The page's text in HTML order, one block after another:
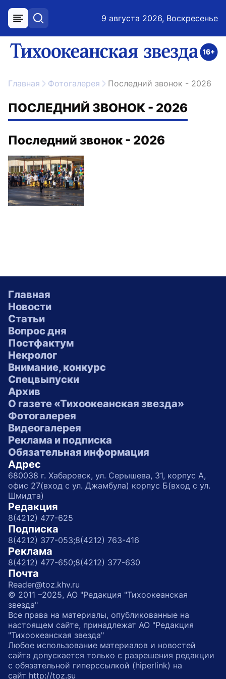
меню поиск 9 августа 2026, Воскресенье
ссылка на главную
Главная Фотогалерея Последний звонок - 2026
ПОСЛЕДНИЙ ЗВОНОК - 2026
Последний звонок - 2026
Главная
Новости
Статьи
Вопрос дня
Постфактум
Некролог
Внимание, конкурс
Спецвыпуски
Архив
О газете «Тихоокеанская звезда»
Фотогалерея
Видеогалерея
Реклама и подписка
Обязательная информация
Адрес
680038 г. Хабаровск, ул. Серышева, 31, корпус А,
офис 27(вход с ул. Джамбула) корпус Б(вход с ул.
Шмидта)
Редакция
8(4212) 477-625
Подписка
8(4212) 377-053;8(4212) 763-416
Реклама
8(4212) 477-650;8(4212) 377-630
Почта
Reader@toz.khv.ru
© 2011 –2025, АО "Редакция "Тихоокеанская
звезда"
Все права на материалы, опубликованные на
настоящем сайте, принадлежат АО "Редакция
"Тихоокеанская звезда"
Любое использование материалов и новостей
сайта допускается только с разрешения редакции
с обязательной гиперссылкой (hiperlink) на
сайт http://toz.su